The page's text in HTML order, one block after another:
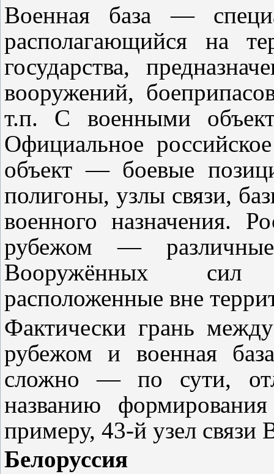
Военная база —
располагающийся на
государства,
вооружений,
т.п. С военными
Официальное
объект — боевые
полигоны, узлы связи,
военного назначения.
рубежом —
Вооружённых сил
расположенные вне
Фактически грань
рубежом и военная
сложно — по сути,
названию
примеру, 43-й узел
Белоруссия